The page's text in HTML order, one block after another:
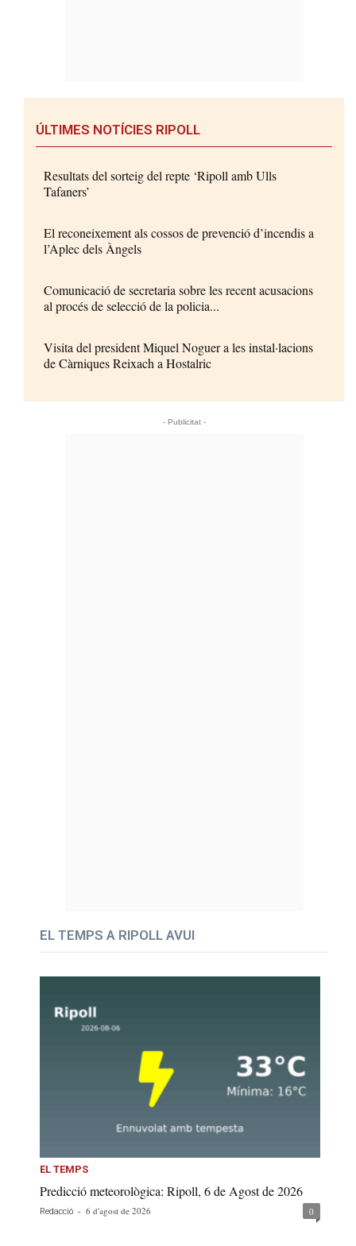
ÚLTIMES NOTÍCIES RIPOLL
Resultats del sorteig del repte ‘Ripoll amb Ulls
Tafaners’
El reconeixement als cossos de prevenció d’incendis a
l’Aplec dels Àngels
Comunicació de secretaria sobre les recent acusacions
al procés de selecció de la policia...
Visita del president Miquel Noguer a les instal·lacions
de Càrniques Reixach a Hostalric
- Publicitat -
EL TEMPS A RIPOLL AVUI
EL TEMPS
Predicció meteorològica: Ripoll, 6 de Agost de 2026
Redacció - 6 d'agost de 2026 0